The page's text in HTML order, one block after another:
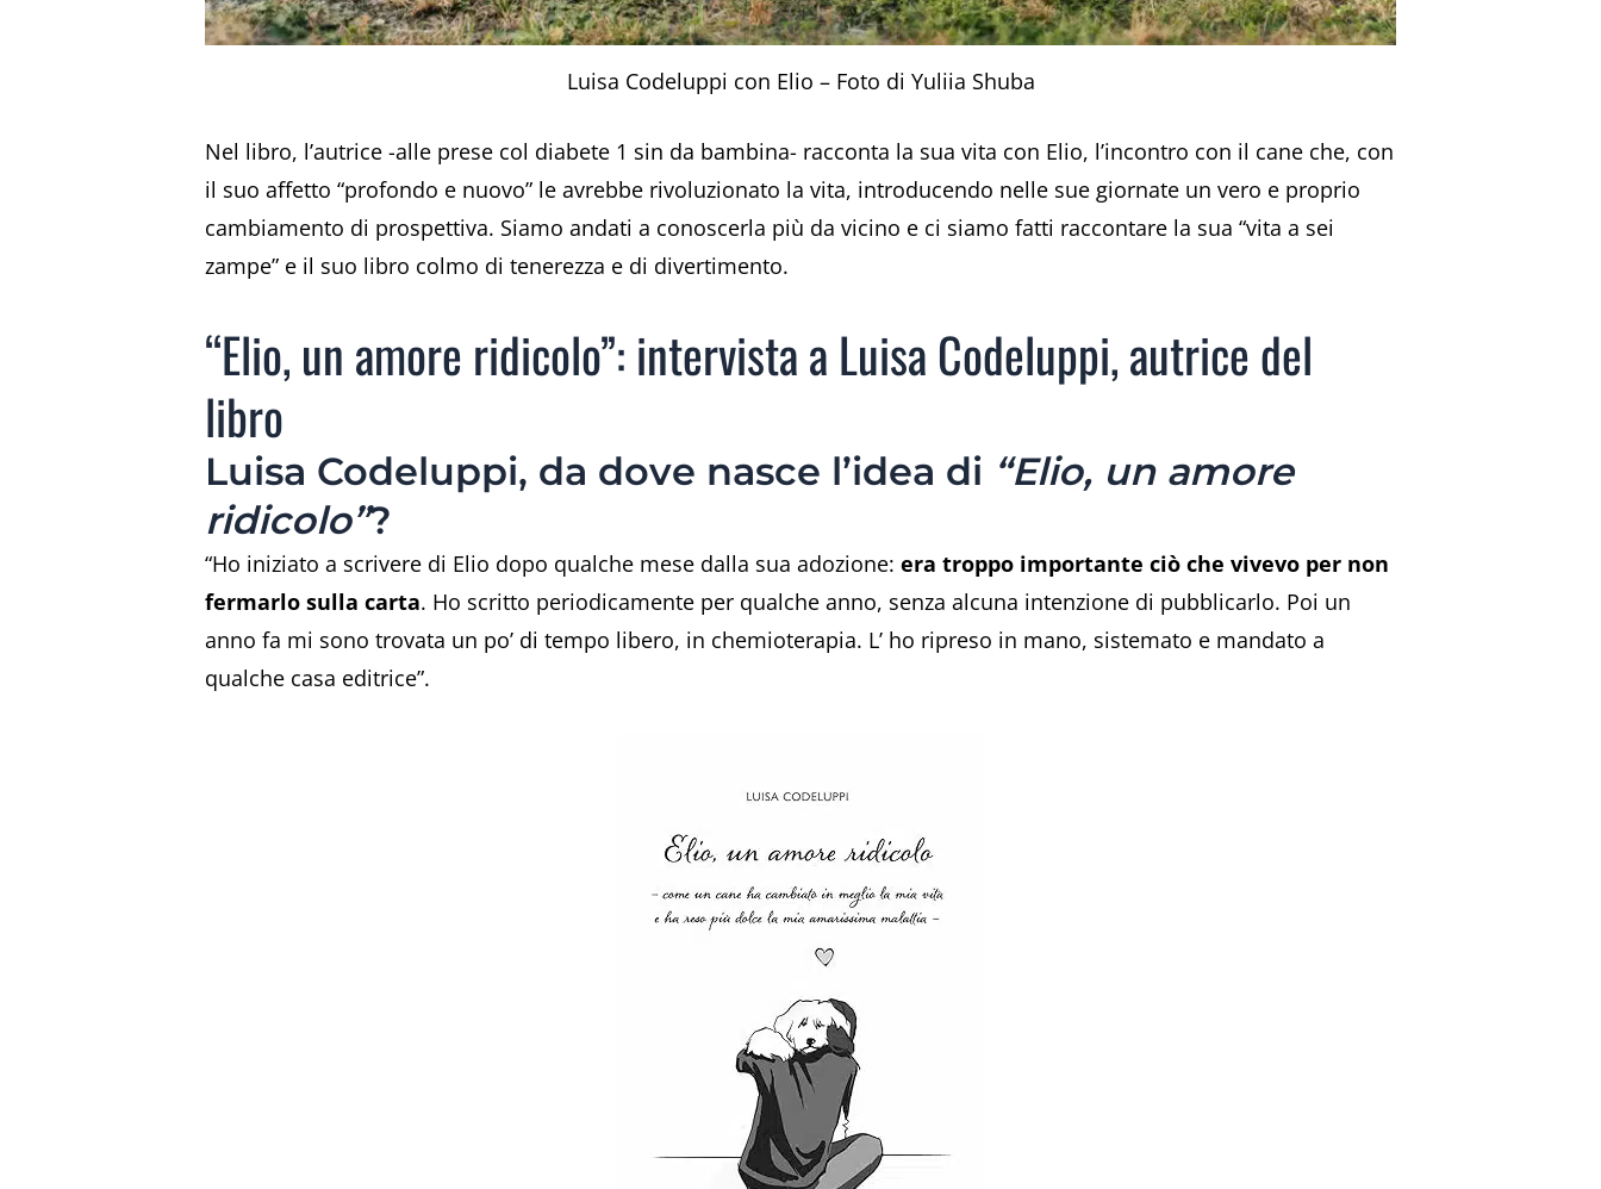
Luisa Codeluppi con Elio – Foto di Yuliia Shuba
Nel libro, l’autrice -alle prese col diabete 1 sin da bambina- racconta la sua vita con Elio, l’incontro con il cane che, con
il suo affetto “profondo e nuovo” le avrebbe rivoluzionato la vita, introducendo nelle sue giornate un vero e proprio
cambiamento di prospettiva. Siamo andati a conoscerla più da vicino e ci siamo fatti raccontare la sua “vita a sei
zampe” e il suo libro colmo di tenerezza e di divertimento.
“Elio, un amore ridicolo”: intervista a Luisa Codeluppi, autrice del
libro
Luisa Codeluppi, da dove nasce l’idea di “Elio, un amore
ridicolo”?
“Ho iniziato a scrivere di Elio dopo qualche mese dalla sua adozione: era troppo importante ciò che vivevo per non
fermarlo sulla carta. Ho scritto periodicamente per qualche anno, senza alcuna intenzione di pubblicarlo. Poi un
anno fa mi sono trovata un po’ di tempo libero, in chemioterapia. L’ ho ripreso in mano, sistemato e mandato a
qualche casa editrice”.